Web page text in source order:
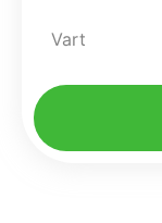
Vart